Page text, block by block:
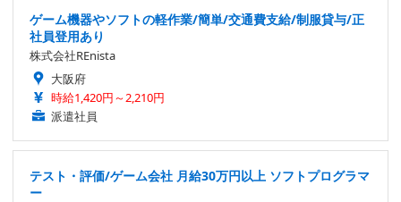
ゲーム機器やソフトの軽作業/簡単/交通費支給/制服貸与/正
社員登用あり
株式会社REnista
大阪府
時給1,420円～2,210円
派遣社員
テスト・評価/ゲーム会社 月給30万円以上 ソフトプログラマ
ー